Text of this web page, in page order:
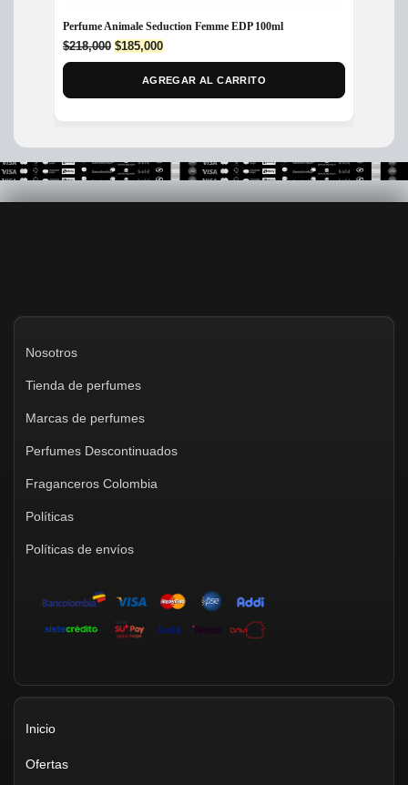
Perfume Animale Seduction Femme EDP 100ml
$218,000 Original
price
$185,000Current
price
is:
AGREGAR AL CARRITO
Nosotros
Tienda de perfumes
Marcas de perfumes
Perfumes Descontinuados
Fraganceros Colombia
Políticas
Políticas de envíos
Inicio
Ofertas